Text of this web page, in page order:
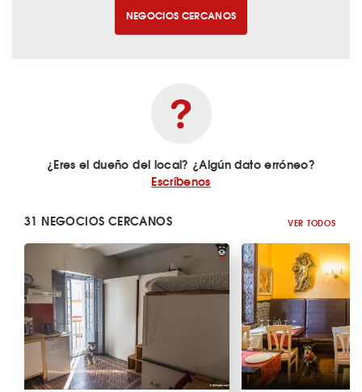
NEGOCIOS CERCANOS
¿Eres el dueño del local? ¿Algún dato erróneo?
Escríbenos
31 NEGOCIOS CERCANOS VER TODOS